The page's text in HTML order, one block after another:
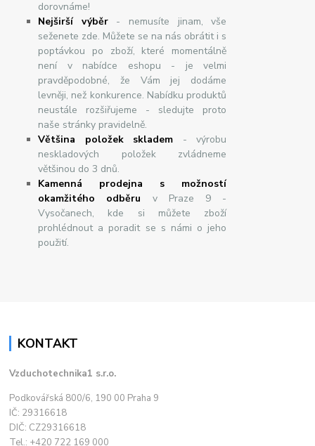
dorovnáme!
Nejširšívýběr- nemusíte jinam, vše
seženete zde. Můžete se na nás obrátit i s
poptávkou po zboží, které momentálně
není v nabídce eshopu - je velmi
pravděpodobné, že Vám jej dodáme
levněji, než konkurence. Nabídku produktů
neustále rozšiřujeme - sledujte proto
naše stránky pravidelně.
Většina položek skladem - výrobu
neskladových položek zvládneme
většinou do 3 dnů.
Kamenná prodejna s možností
okamžitého odběru v Praze 9 -
Vysočanech, kde si můžete zboží
prohlédnout a poradit se s námi o jeho
použití.
KONTAKT
Vzduchotechnika1 s.r.o.
Podkovářská 800/6, 190 00 Praha 9
IČ: 29316618
DIČ: CZ29316618
Tel.: +420 722 169 000